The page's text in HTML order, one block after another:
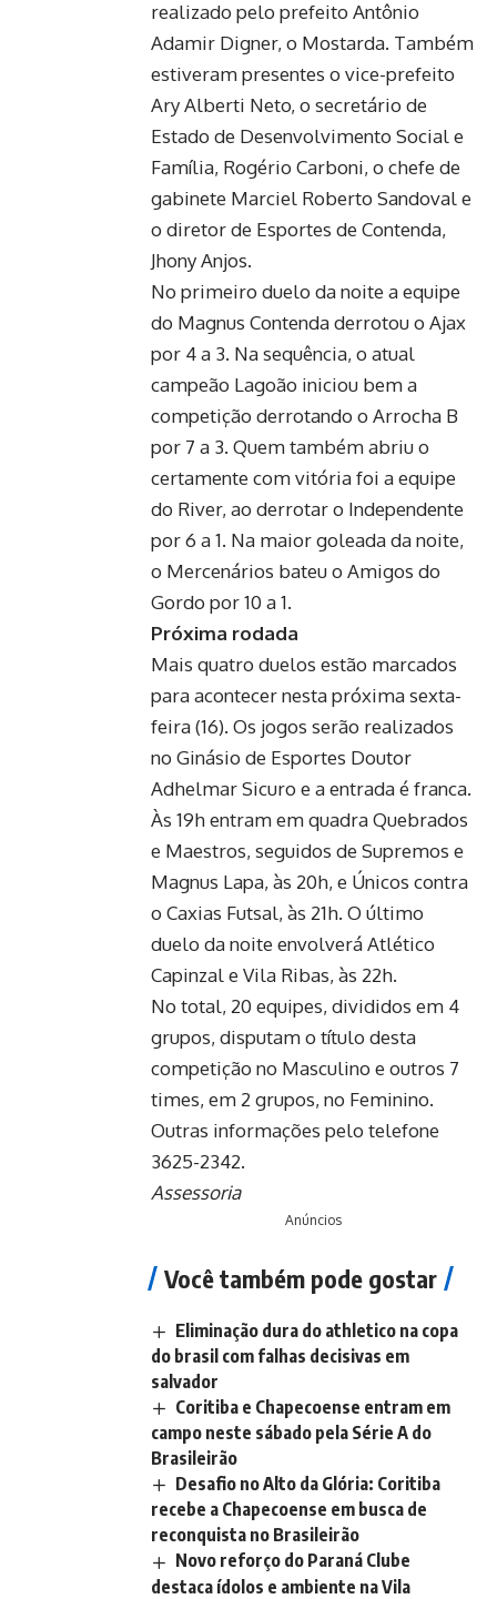
realizado pelo prefeito Antônio
Adamir Digner, o Mostarda. Também
estiveram presentes o vice-prefeito
Ary Alberti Neto, o secretário de
Estado de Desenvolvimento Social e
Família, Rogério Carboni, o chefe de
gabinete Marciel Roberto Sandoval e
o diretor de Esportes de Contenda,
Jhony Anjos.
No primeiro duelo da noite a equipe
do Magnus Contenda derrotou o Ajax
por 4 a 3. Na sequência, o atual
campeão Lagoão iniciou bem a
competição derrotando o Arrocha B
por 7 a 3. Quem também abriu o
certamente com vitória foi a equipe
do River, ao derrotar o Independente
por 6 a 1. Na maior goleada da noite,
o Mercenários bateu o Amigos do
Gordo por 10 a 1.
Próxima rodada
Mais quatro duelos estão marcados
para acontecer nesta próxima sexta-
feira (16). Os jogos serão realizados
no Ginásio de Esportes Doutor
Adhelmar Sicuro e a entrada é franca.
Às 19h entram em quadra Quebrados
e Maestros, seguidos de Supremos e
Magnus Lapa, às 20h, e Únicos contra
o Caxias Futsal, às 21h. O último
duelo da noite envolverá Atlético
Capinzal e Vila Ribas, às 22h.
No total, 20 equipes, divididos em 4
grupos, disputam o título desta
competição no Masculino e outros 7
times, em 2 grupos, no Feminino.
Outras informações pelo telefone
3625-2342.
Assessoria
Anúncios
Você também pode gostar
Eliminação dura do athletico na copa
do brasil com falhas decisivas em
salvador
Coritiba e Chapecoense entram em
campo neste sábado pela Série A do
Brasileirão
Desafio no Alto da Glória: Coritiba
recebe a Chapecoense em busca de
reconquista no Brasileirão
Novo reforço do Paraná Clube
destaca ídolos e ambiente na Vila